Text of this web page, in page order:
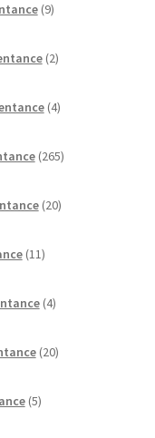
9izdelkov
2izdelka
4izdelki
265izdelkov
20izdelkov
11izdelkov
4izdelki
20izdelkov
5izdelkov